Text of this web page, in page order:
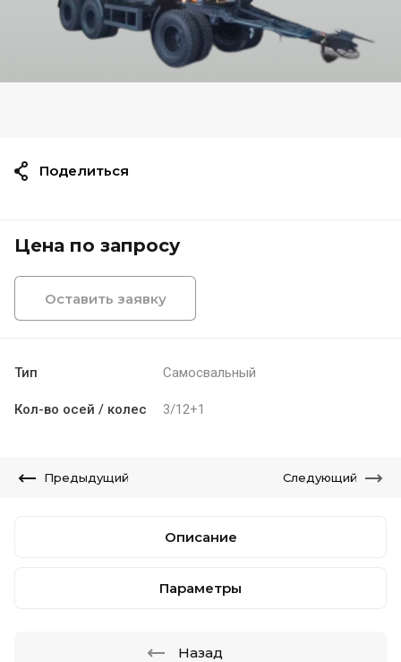
Цена по запросу
Оставить заявку
Тип Самосвальный
Кол-во осей / колес 3/12+1
Поделиться
Предыдущий Следующий
Описание
Параметры
Назад